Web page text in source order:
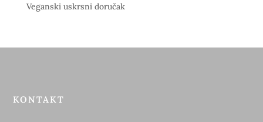
Veganski uskrsni doručak
KONTAKT